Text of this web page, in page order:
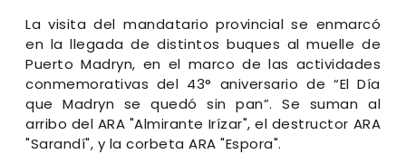
La visita del mandatario provincial se enmarcó
en la llegada de distintos buques al muelle de
Puerto Madryn, en el marco de las actividades
conmemorativas del 43° aniversario de “El Día
que Madryn se quedó sin pan”. Se suman al
arribo del ARA "Almirante Irízar", el destructor ARA
"Sarandí", y la corbeta ARA "Espora".